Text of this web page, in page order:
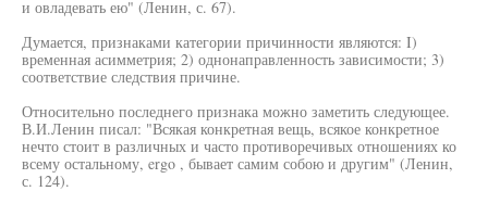
и овладевать ею" (Ленин, с. 67).
Думается, признаками категории причинности являются: I)
временная асимметрия; 2) однонаправленность зависимости; 3)
соответствие следствия причине.
Относительно последнего признака можно заметить следующее.
В.И.Ленин писал: "Всякая конкретная вещь, всякое конкретное
нечто стоит в различных и часто противоречивых отношениях ко
всему остальному, ergo , бывает самим собою и другим" (Ленин,
с. 124).